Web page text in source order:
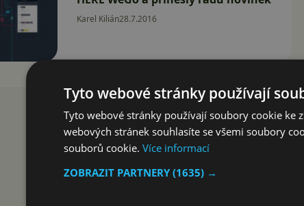
Karel Kilián28.7.2016
Tyto webové stránky používají
Tyto webové stránky používají soubory cookie ke
webových stránek souhlasíte se všemi soubory
souborů cookie. Více informací
ZOBRAZIT PARTNERY(1635) →